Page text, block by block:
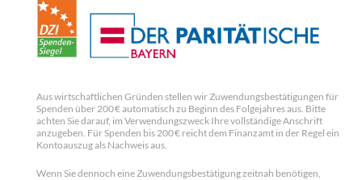
Aus wirtschaftlichen Gründen stellen wir Zuwendungsbestätigungen für
Spenden über 200 € automatisch zu Beginn des Folgejahres aus. Bitte
achten Sie darauf, im Verwendungszweck Ihre vollständige Anschrift
anzugeben. Für Spenden bis 200 € reicht dem Finanzamt in der Regel ein
Kontoauszug als Nachweis aus.
Wenn Sie dennoch eine Zuwendungsbestätigung zeitnah benötigen,